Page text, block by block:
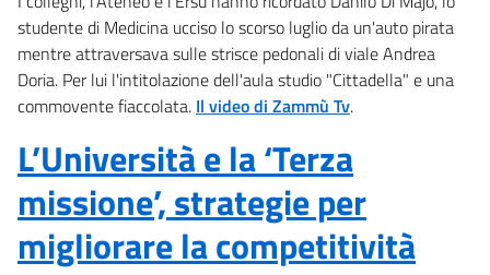
studente di Medicina ucciso lo scorso luglio da un'auto pirata
mentre attraversava sulle strisce pedonali di viale Andrea
Doria. Per lui l'intitolazione dell'aula studio "Cittadella" e una
commovente fiaccolata. Il video di Zammù Tv.
L’Università e la ‘Terza
missione’, strategie per
migliorare la competitività